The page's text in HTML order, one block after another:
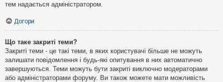
тем надається адміністратором.
Догори
Що таке закриті теми?
Закриті теми - це такі теми, в яких користувачі більше не можуть
залишати повідомлення і будь-які опитування в них автоматично
завершуються. Теми можуть бути закриті виключно модераторами
або адміністраторами форуму. Ви також можете мати можливість